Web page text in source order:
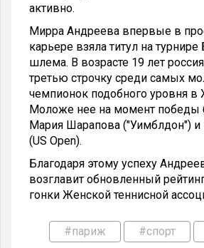
активно.
Мирра Андреева впервые в
карьере взяла титул на
шлема. В возрасте 19 лет
третью строчку среди самых
чемпионок подобного уровня в
Моложе нее на момент победы
Мария Шарапова ("Уимблдон")
(US Open).
Благодаря этому успеху
возглавит обновленный
гонки Женской теннисной
#париж #спорт